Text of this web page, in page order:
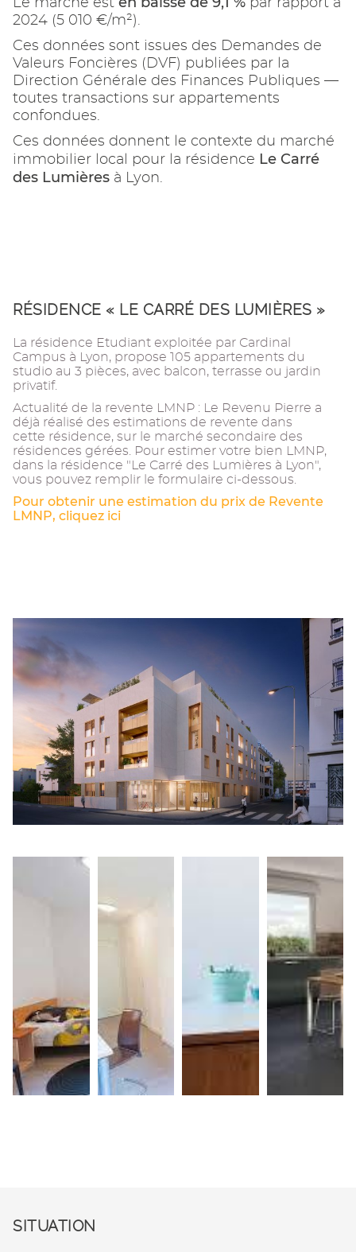
Le marché est
par rapport à
2024 (5 010 €/m²).
Ces données sont issues des Demandes de
Valeurs Foncières (DVF) publiées par la
Direction Générale des Finances Publiques —
toutes transactions sur appartements
confondues.
Ces données donnent le contexte du marché
immobilier local pour la résidence Le Carré
des Lumières à Lyon.
RÉSIDENCE « LE CARRÉ DES LUMIÈRES »
La résidence Etudiant exploitée par Cardinal
Campus à Lyon, propose 105 appartements du
studio au 3 pièces, avec balcon, terrasse ou jardin
privatif.
Actualité de la revente LMNP : Le Revenu Pierre a
déjà réalisé des estimations de revente dans
cette résidence, sur le marché secondaire des
résidences gérées. Pour estimer votre bien LMNP,
dans la résidence "Le Carré des Lumières à Lyon",
vous pouvez remplir le formulaire ci-dessous.
Pour obtenir une estimation du prix de Revente
LMNP, cliquez ici
SITUATION